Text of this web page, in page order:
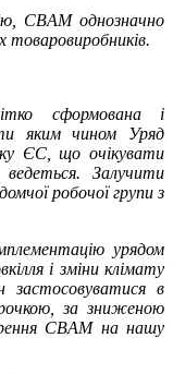
CBAM однозначно
товаровиробників.
сформована і
яким чином Уряд
ЄС, що очікувати
ведеться. Залучити
робочої групи з
урядом
і зміни клімату
в
за зниженою
CBAM на нашу